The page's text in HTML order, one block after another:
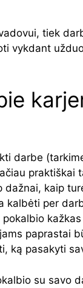
tiek
vykdant
darbe
praktiškai
kaip
kalbėti per
paprastai
ką pasakyti
su savo